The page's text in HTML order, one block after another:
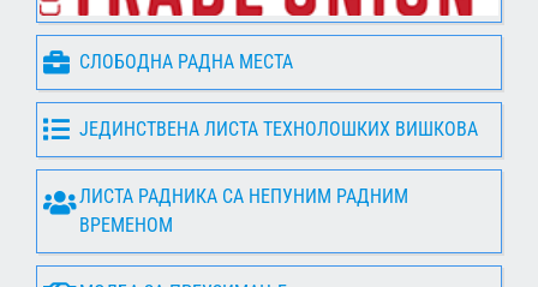
СЛОБОДНА РАДНА МЕСТА
ЈЕДИНСТВЕНА ЛИСТА ТЕХНОЛОШКИХ ВИШКОВА
ЛИСТА РАДНИКА СА НЕПУНИМ РАДНИМ
ВРЕМЕНОМ